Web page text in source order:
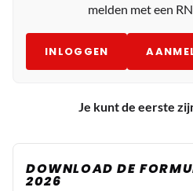
melden met een
INLOGGEN
Je kunt de eerste
DOWNLOAD DE
2026